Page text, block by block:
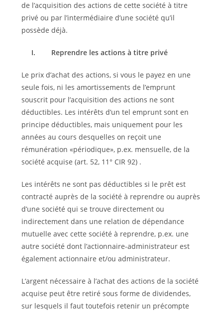
de l’acquisition des actions de cette société à titre
privé ou par l’intermédiaire d’une société qu’il
possède déjà.
I. Reprendre les actions à titre privé
Le prix d’achat des actions, si vous le payez en une
seule fois, ni les amortissements de l’emprunt
souscrit pour l’acquisition des actions ne sont
déductibles. Les intérêts d’un tel emprunt sont en
principe déductibles, mais uniquement pour les
années au cours desquelles on reçoit une
rémunération «périodique», p.ex. mensuelle, de la
société acquise (art. 52, 11° CIR 92) .
Les intérêts ne sont pas déductibles si le prêt est
contracté auprès de la société à reprendre ou auprès
d’une société qui se trouve directement ou
indirectement dans une relation de dépendance
mutuelle avec cette société à reprendre, p.ex. une
autre société dont l’actionnaire-administrateur est
également actionnaire et/ou administrateur.
L’argent nécessaire à l’achat des actions de la société
acquise peut être retiré sous forme de dividendes,
sur lesquels il faut toutefois retenir un précompte